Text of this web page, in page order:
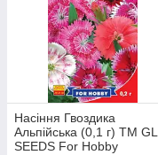
Насіння Гвоздика
Альпійська (0,1 г) ТМ GL
SEEDS For Hobby